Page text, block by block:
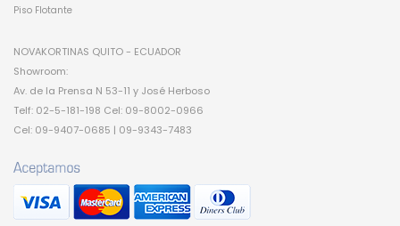
Piso Flotante
NOVAKORTINAS QUITO - ECUADOR
Showroom:
Av. de la Prensa N 53-11 y José Herboso
Telf: 02-5-181-198 Cel: 09-8002-0966
Cel: 09-9407-0685 | 09-9343-7483